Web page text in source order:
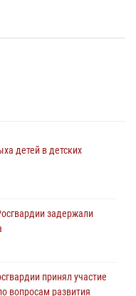
детей в детских
задержали
принял участие
вопросам развития